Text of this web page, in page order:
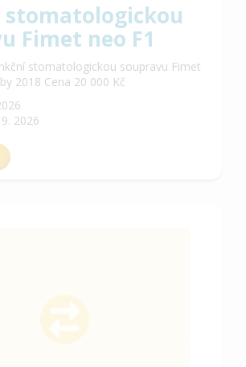
stomatologickou
Fimet neo F1
stomatologickou soupravu Fimet
2018 Cena 20 000 Kč
2026